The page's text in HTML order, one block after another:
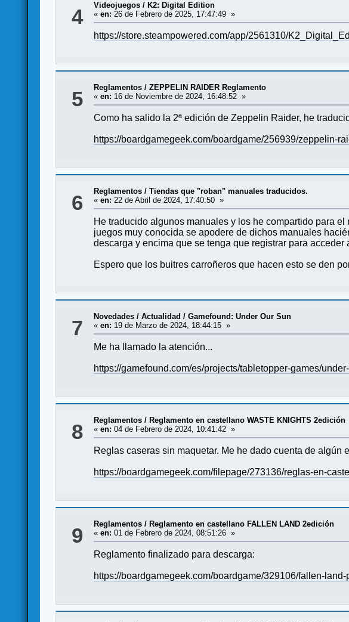
4 Videojuegos / K2: Digital Edition
«en: 26 de Febrero de 2025, 17:47:49 »
https://store.steampowered.com/app/2561310/
5 Reglamentos /ZEPPELIN RAIDER Reglamento
«en: 16 de Noviembre de 2024, 16:48:52 »
Como ha salido la 2ª edición de Zeppelin Raider, he
https://boardgamegeek.com/boardgame/256939/zeppelin-
6 Reglamentos /Tiendas que "roban" manuales traducidos.
«en: 22 de Abril de 2024, 17:40:50 »
He traducido algunos manuales y los he compartido para
juegos muy conocida se apodere de dichos manuales
descarga y encima que se tenga que registrar para acceder
Espero que los buitres carroñeros que hacen esto se den
7 Novedades / Actualidad /Gamefound: Under Our Sun
«en: 19 de Marzo de 2024, 18:44:15 »
Me ha llamado la atención...
https://gamefound.com/es/projects/tabletopper-games/
8 Reglamentos / Reglamento en castellano WASTE KNIGHTS 2edición
«en: 04 de Febrero de 2024, 10:41:42 »
Reglas caseras sin maquetar. Me he dado cuenta de algún
https://boardgamegeek.com/filepage/273136/reglas-en-
9 Reglamentos / Reglamento en castellano FALLEN LAND 2edición
«en: 01 de Febrero de 2024, 08:51:26 »
Reglamento finalizado para descarga:
https://boardgamegeek.com/boardgame/329106/fallen-